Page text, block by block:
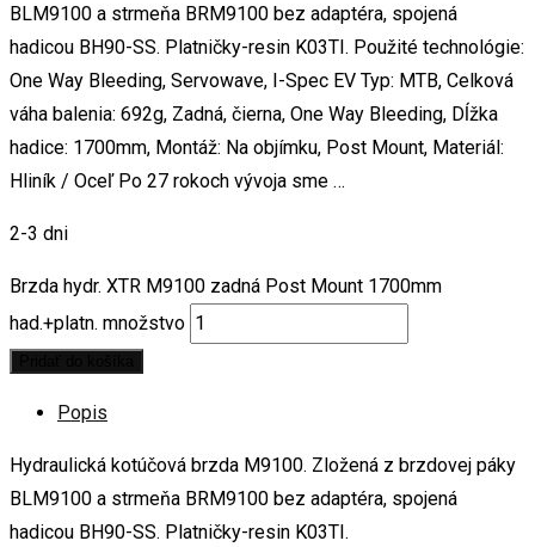
BLM9100 a strmeňa BRM9100 bez adaptéra, spojená
hadicou BH90-SS. Platničky-resin K03TI. Použité technológie:
One Way Bleeding, Servowave, I-Spec EV Typ: MTB, Celková
váha balenia: 692g, Zadná, čierna, One Way Bleeding, Dĺžka
hadice: 1700mm, Montáž: Na objímku, Post Mount, Materiál:
Hliník / Oceľ Po 27 rokoch vývoja sme …
2-3 dni
Brzda hydr. XTR M9100 zadná Post Mount 1700mm
had.+platn. množstvo
Popis
Hydraulická kotúčová brzda M9100. Zložená z brzdovej páky
BLM9100 a strmeňa BRM9100 bez adaptéra, spojená
hadicou BH90-SS. Platničky-resin K03TI.